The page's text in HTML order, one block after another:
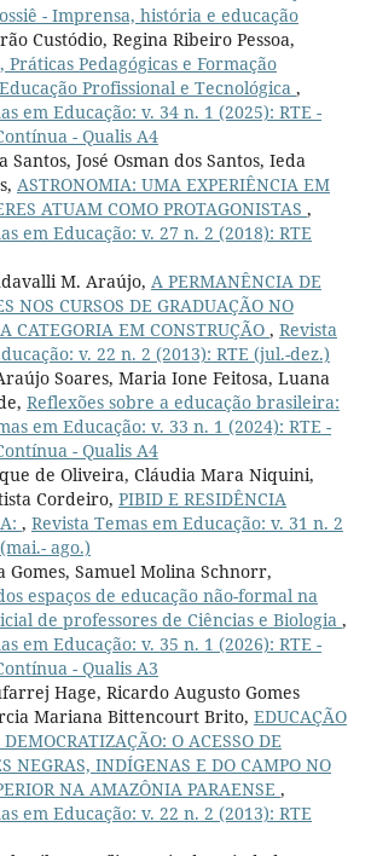
- Imprensa, história e educação
Custódio, Regina Ribeiro Pessoa,
Pedagógicas e Formação
Profissional e Tecnológica ,
em Educação: v. 34 n. 1 (2025): RTE -
- Qualis A4
Santos, José Osman dos Santos, Ieda
ASTRONOMIA: UMA EXPERIÊNCIA EM
ATUAM COMO PROTAGONISTAS ,
em Educação: v. 27 n. 2 (2018): RTE
M. Araújo, A PERMANÊNCIA DE
NOS CURSOS DE GRADUAÇÃO NO
CATEGORIA EM CONSTRUÇÃO , Revista
v. 22 n. 2 (2013): RTE (jul.-dez.)
Soares, Maria Ione Feitosa, Luana
Reflexões sobre a educação brasileira:
em Educação: v. 33 n. 1 (2024): RTE -
- Qualis A4
de Oliveira, Cláudia Mara Niquini,
Cordeiro, PIBID E RESIDÊNCIA
, Revista Temas em Educação: v. 31 n. 2
ago.)
Gomes, Samuel Molina Schnorr,
espaços de educação não-formal na
de professores de Ciências e Biologia ,
em Educação: v. 35 n. 1 (2026): RTE -
- Qualis A3
Hage, Ricardo Augusto Gomes
Mariana Bittencourt Brito, EDUCAÇÃO
DEMOCRATIZAÇÃO: O ACESSO DE
NEGRAS, INDÍGENAS E DO CAMPO NO
NA AMAZÔNIA PARAENSE ,
em Educação: v. 22 n. 2 (2013): RTE